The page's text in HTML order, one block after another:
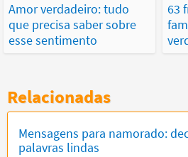
Amor verdadeiro: tudo
que precisa saber sobre
esse sentimento
63
Relacionadas
Mensagens para namorado:
palavras lindas